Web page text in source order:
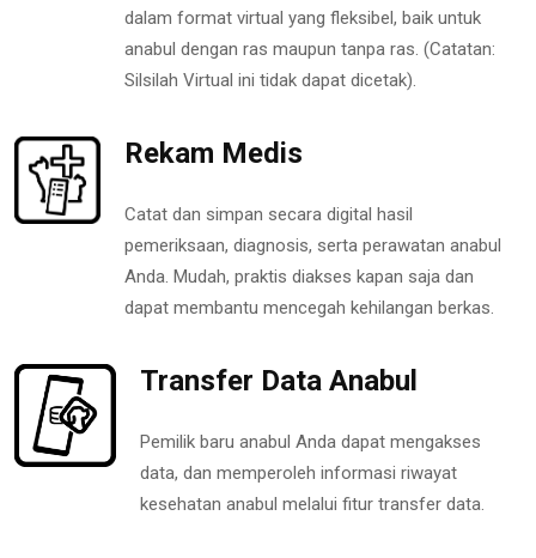
dalam format virtual yang fleksibel, baik untuk
anabul dengan ras maupun tanpa ras. (Catatan:
Silsilah Virtual ini tidak dapat dicetak).
Rekam Medis
Catat dan simpan secara digital hasil
pemeriksaan, diagnosis, serta perawatan anabul
Anda. Mudah, praktis diakses kapan saja dan
dapat membantu mencegah kehilangan berkas.
Transfer Data Anabul
Pemilik baru anabul Anda dapat mengakses
data, dan memperoleh informasi riwayat
kesehatan anabul melalui fitur transfer data.